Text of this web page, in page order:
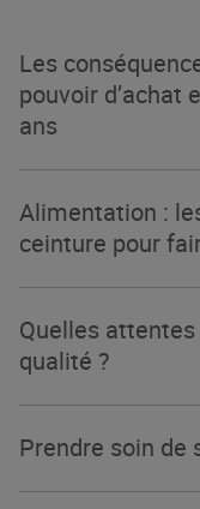
Les
pouvoir d’achat
ans
Alimentation :
ceinture pour
Quelles
qualité ?
Prendre soin de